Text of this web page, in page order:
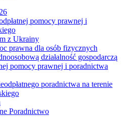
pomocy prawnej i
z Ukrainy
prawna dla osób fizycznych
działalność gospodarczą
pomocy prawnej i poradnictwa
poradnictwa na terenie
Poradnictwo